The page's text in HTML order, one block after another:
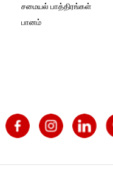
சமையல் பாத்திரங்கள்
பானம்